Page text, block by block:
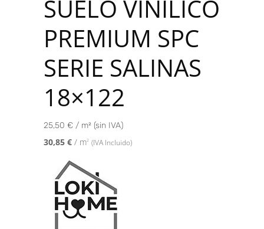
SUELO VINÍLICO
PREMIUM SPC
SERIE SALINAS
18×122
25,50 € / m² (sin IVA)
30,85 € / m2 (IVA Incluido)